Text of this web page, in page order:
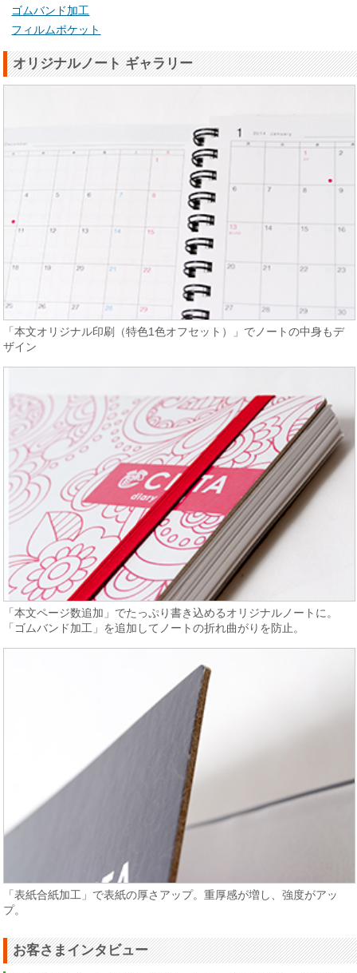
ゴムバンド加工
フィルムポケット
オリジナルノート ギャラリー
「本文オリジナル印刷（特色1色オフセット）」でノートの中身もデ
ザイン
「本文ページ数追加」でたっぷり書き込めるオリジナルノートに。
「ゴムバンド加工」を追加してノートの折れ曲がりを防止。
「表紙合紙加工」で表紙の厚さアップ。重厚感が増し、強度がアッ
プ。
お客さまインタビュー